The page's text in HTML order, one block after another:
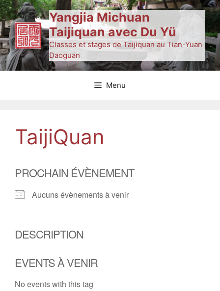
Aller
au
contenu
Yangjia Michuan
Taijiquan avec Du Yü
Classes et stages de Taijiquan au Tian-Yuan
Daoguan
Menu
TaijiQuan
PROCHAIN ÉVÈNEMENT
Aucuns évènements à venir
DESCRIPTION
EVENTS À VENIR
No events with this tag